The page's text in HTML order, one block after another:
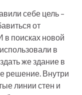
себе цель –
от
в поисках новой
в
же здание в
решение. Внутри
линии стен и